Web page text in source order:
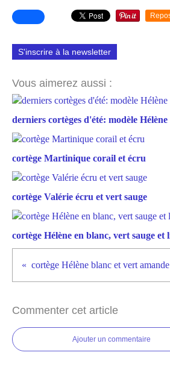
S'inscrire à la newsletter
Vous aimerez aussi :
derniers cortèges d'été: modèle Hélène
cortège Martinique corail et écru
cortège Valérie écru et vert sauge
cortège Hélène en blanc, vert sauge et
Commenter cet article
Ajouter un commentaire